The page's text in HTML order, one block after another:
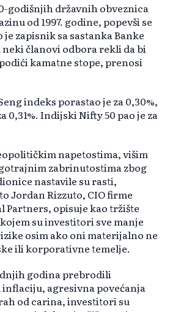
godišnjih državnih obveznica
od 1997. godine, popevši se
je zapisnik sa sastanka Banke
neki članovi odbora rekli da bi
kamatne stope, prenosi
indeks porastao je za 0,30%,
0,31%. Indijski Nifty 50 pao je za
napetostima, višim
zabrinutostima zbog
nastavile su rasti,
Jordan Rizzuto, CIO firme
Partners, opisuje kao tržište
su investitori sve manje
osim ako oni materijalno ne
ili korporativne temelje.
godina prebrodili
agresivna povećanja
od carina, investitori su